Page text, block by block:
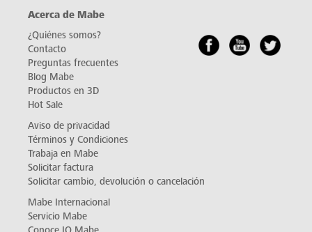
Acerca de Mabe
¿Quiénes somos?
Contacto
Preguntas frecuentes
Blog Mabe
Productos en 3D
Hot Sale
Aviso de privacidad
Términos y Condiciones
Trabaja en Mabe
Solicitar factura
Solicitar cambio, devolución o cancelación
Mabe Internacional
Servicio Mabe